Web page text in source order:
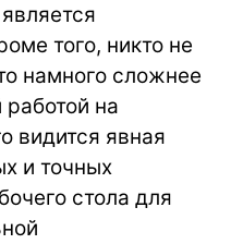
того, никто не
намного сложнее
на
видится явная
и точных
стола для